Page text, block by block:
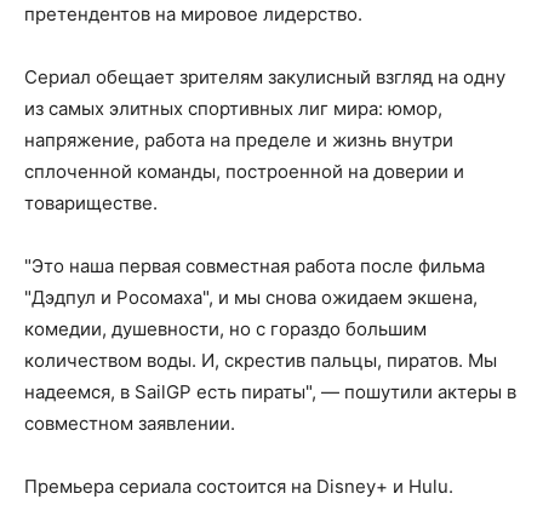
претендентов на мировое лидерство.
Сериал обещает зрителям закулисный взгляд на одну
из самых элитных спортивных лиг мира: юмор,
напряжение, работа на пределе и жизнь внутри
сплоченной команды, построенной на доверии и
товариществе.
"Это наша первая совместная работа после фильма
"Дэдпул и Росомаха", и мы снова ожидаем экшена,
комедии, душевности, но с гораздо большим
количеством воды. И, скрестив пальцы, пиратов. Мы
надеемся, в SailGP есть пираты", — пошутили актеры в
совместном заявлении.
Премьера сериала состоится на Disney+ и Hulu.